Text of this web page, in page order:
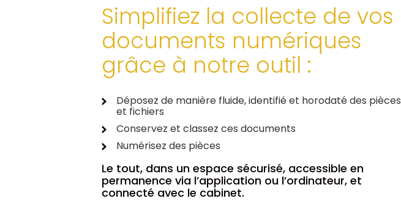
Simplifiez la collecte de vos
documents numériques
grâce à notre outil :
Déposez de manière fluide, identifié et horodaté des pièces
et fichiers
Conservez et classez ces documents
Numérisez des pièces
Le tout, dans un espace sécurisé, accessible en
permanence via l’application ou l’ordinateur, et
connecté avec le cabinet.